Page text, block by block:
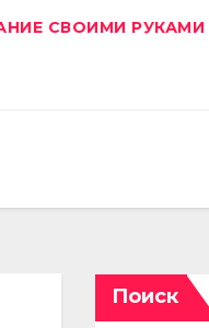
СВОИМИ РУКАМИ
Поиск